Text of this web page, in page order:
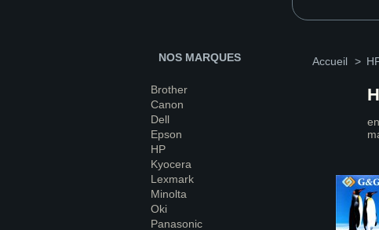
NOS MARQUES
Brother
Canon
Dell
Epson
HP
Kyocera
Lexmark
Minolta
Oki
Panasonic
Accueil >